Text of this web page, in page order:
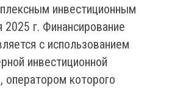
инвестиционным
г. Финансирование
с использованием
инвестиционной
которого